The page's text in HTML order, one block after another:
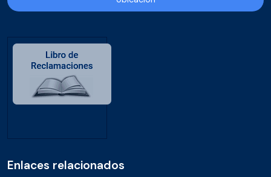
Enlaces relacionados